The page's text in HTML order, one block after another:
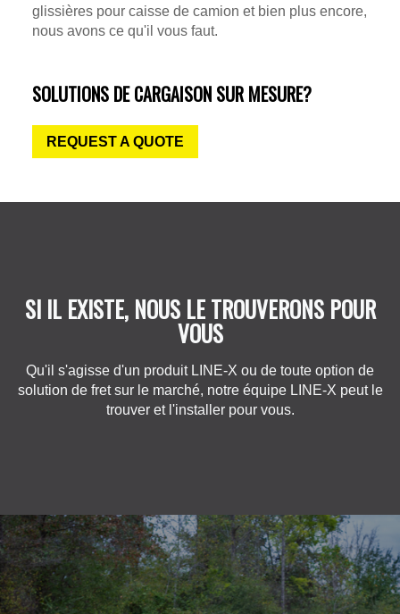
glissières pour caisse de camion et bien plus encore,
nous avons ce qu'il vous faut.
SOLUTIONS DE CARGAISON SUR MESURE?
REQUEST A QUOTE
SI IL EXISTE, NOUS LE TROUVERONS POUR
VOUS
Qu'il s'agisse d'un produit LINE-X ou de toute option de
solution de fret sur le marché, notre équipe LINE-X peut le
trouver et l'installer pour vous.